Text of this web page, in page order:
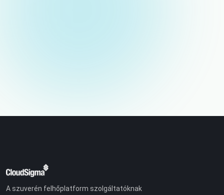
A szuverén felhőplatform szolgáltatóknak